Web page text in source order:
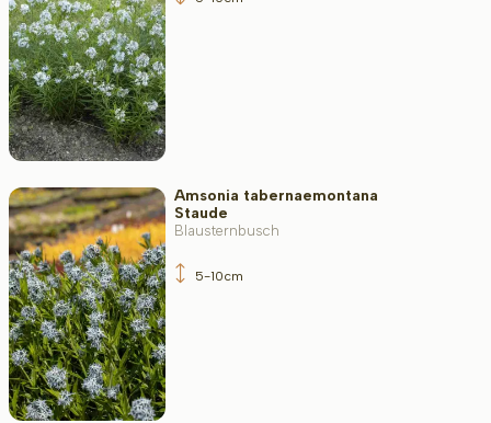
Amsonia tabernaemontana
Staude
Blausternbusch
5-10cm